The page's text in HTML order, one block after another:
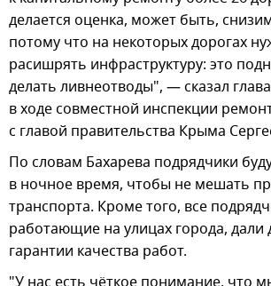
делается оценка, может быть,
потому что на некоторых дорогах
расишрять инфраструктуру: это
делать ливнеотводы", — сказал
в ходе совместной инспекции
с главой правительства Крыма
По словам Бахарева подрядчики
в ночное время, чтобы не мешать
транспорта. Кроме того, все
работающие на улицах города, дали
гарантии качества работ.